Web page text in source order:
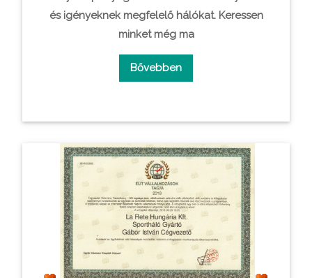
és igényeknek megfelelő hálókat. Keressen
minket még ma
Bővebben